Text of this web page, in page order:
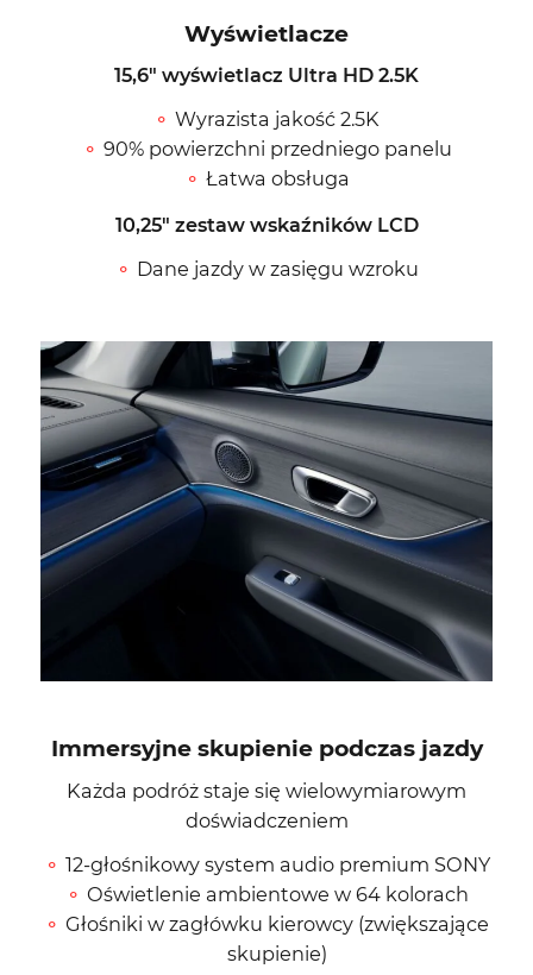
Wyświetlacze
15,6″ wyświetlacz Ultra HD 2.5K
Wyrazista jakość 2.5K
90% powierzchni przedniego panelu
Łatwa obsługa
10,25″ zestaw wskaźników LCD
Dane jazdy w zasięgu wzroku
Immersyjne skupienie podczas jazdy
Każda podróż staje się wielowymiarowym
doświadczeniem
12-głośnikowy system audio premium SONY
Oświetlenie ambientowe w 64 kolorach
Głośniki w zagłówku kierowcy (zwiększające
skupienie)